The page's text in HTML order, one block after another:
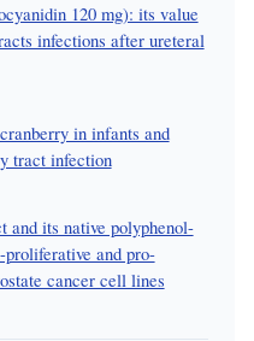
120 mg): its value
infections after ureteral
in infants and
tract infection
its native polyphenol-
and pro-
cancer cell lines